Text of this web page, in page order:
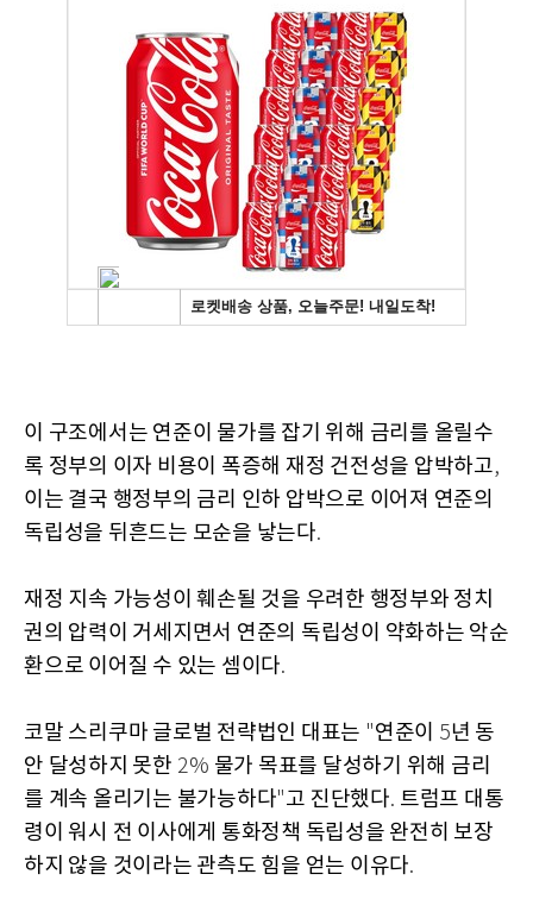
이 구조에서는 연준이 물가를 잡기 위해 금리를 올릴수
록 정부의 이자 비용이 폭증해 재정 건전성을 압박하고,
이는 결국 행정부의 금리 인하 압박으로 이어져 연준의
독립성을 뒤흔드는 모순을 낳는다.
재정 지속 가능성이 훼손될 것을 우려한 행정부와 정치
권의 압력이 거세지면서 연준의 독립성이 약화하는 악순
환으로 이어질 수 있는 셈이다.
코말 스리쿠마 글로벌 전략법인 대표는 "연준이 5년 동
안 달성하지 못한 2% 물가 목표를 달성하기 위해 금리
를 계속 올리기는 불가능하다"고 진단했다. 트럼프 대통
령이 워시 전 이사에게 통화정책 독립성을 완전히 보장
하지 않을 것이라는 관측도 힘을 얻는 이유다.